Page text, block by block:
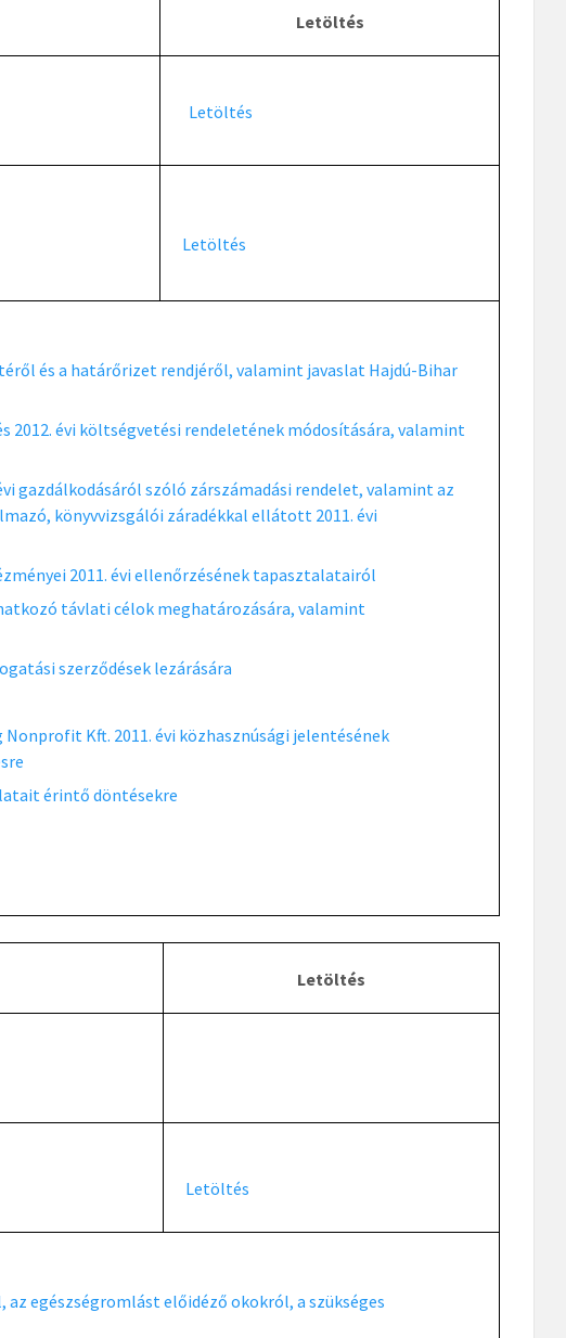
Letöltés
Letöltés
Letöltés
és a határőrizet rendjéről, valamint javaslat Hajdú-Bihar
2012. évi költségvetési rendeletének módosítására, valamint
gazdálkodásáról szóló zárszámadási rendelet, valamint az
könyvvizsgálói záradékkal ellátott 2011. évi
2011. évi ellenőrzésének tapasztalatairól
távlati célok meghatározására, valamint
szerződések lezárására
Kft. 2011. évi közhasznúsági jelentésének
érintő döntésekre
Letöltés
Letöltés
egészségromlást előidéző okokról, a szükséges